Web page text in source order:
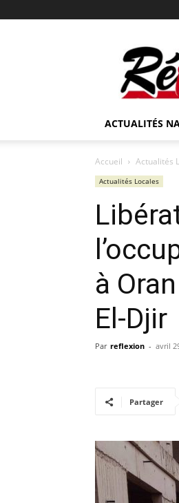
ACTUALITÉS
Accueil Actualités
Actualités Locales
à
El-Djir
Par reflexion - avril
Partager